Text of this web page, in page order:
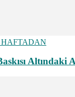
HAFTADAN
Altındaki